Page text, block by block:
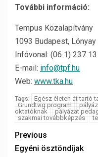
További információ:
Tempus Közalapítvány
1093 Budapest, Lónyay
Infóvonal: (06 1) 237
E-mail: info@tpf.hu
Web: www.tka.hu
Tags: Egész életen át tartó
Grundtvig program
oktatóknak
pályázat
szakmai továbbképzés
Previous
Egyéni ösztöndíjak